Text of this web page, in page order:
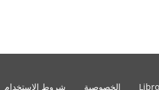
Libro الخصوصية شروط الإستخدام